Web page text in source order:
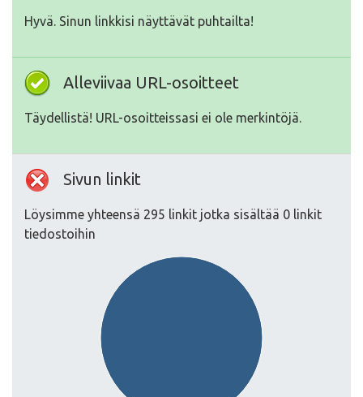
Hyvä. Sinun linkkisi näyttävät puhtailta!
Alleviivaa URL-osoitteet
Täydellistä! URL-osoitteissasi ei ole merkintöjä.
Sivun linkit
Löysimme yhteensä 295 linkit jotka sisältää 0 linkit
tiedostoihin